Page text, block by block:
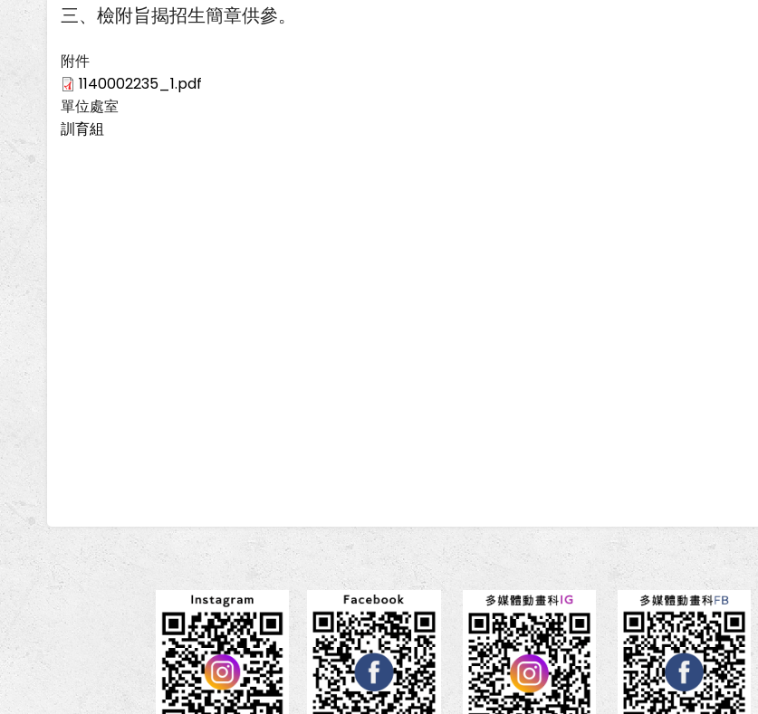
三、檢附旨揭招生簡章供參。
附件
1140002235_1.pdf
單位處室
訓育組